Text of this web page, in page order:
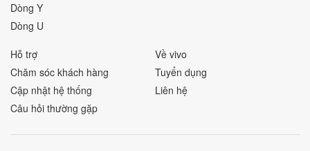
Dòng Y
Dòng U
Hỗ trợ
Chăm sóc khách hàng
Cập nhật hệ thống
Câu hỏi thường gặp
Về vivo
Tuyển dụng
Liên hệ